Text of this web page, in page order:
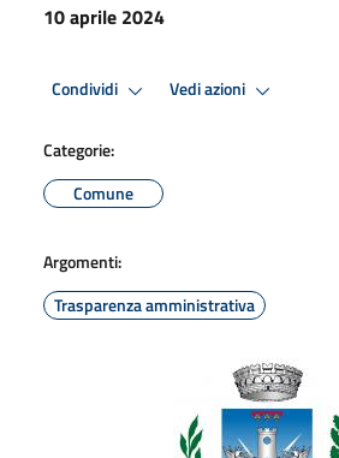
10 aprile 2024
Condividi Vedi azioni
Categorie:
Comune
Argomenti:
Trasparenza amministrativa